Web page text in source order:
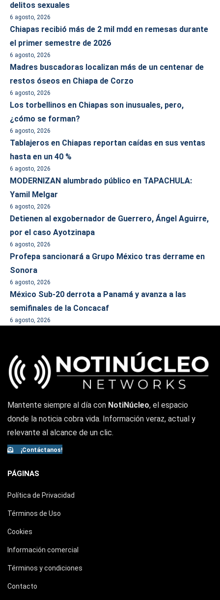
delitos sexuales
6 agosto, 2026
Chiapas recibió más de 2 mil mdd en remesas durante
el primer semestre de 2026
6 agosto, 2026
Madres buscadoras localizan más de un centenar de
restos óseos en Chiapa de Corzo
6 agosto, 2026
Los torbellinos en Chiapas son inusuales, pero,
¿cómo se forman?
6 agosto, 2026
Tablajeros en Chiapas reportan caídas en sus ventas
hasta en un 40 %
6 agosto, 2026
MODERNIZAN alumbrado público en TAPACHULA:
Yamil Melgar
6 agosto, 2026
Detienen al exgobernador de Guerrero, Ángel Aguirre,
por el caso Ayotzinapa
6 agosto, 2026
Profepa sancionará a Grupo México tras derrame en
Sonora
6 agosto, 2026
México Sub-20 derrota a Panamá y avanza a las
semifinales de la Concacaf
6 agosto, 2026
Mantente siempre al día con NotiNúcleo, el espacio
donde la noticia cobra vida. Información veraz, actual y
relevante al alcance de un clic.
¡Contáctanos!
PÁGINAS
Política de Privacidad
Términos de Uso
Cookies
Información comercial
Términos y condiciones
Contacto